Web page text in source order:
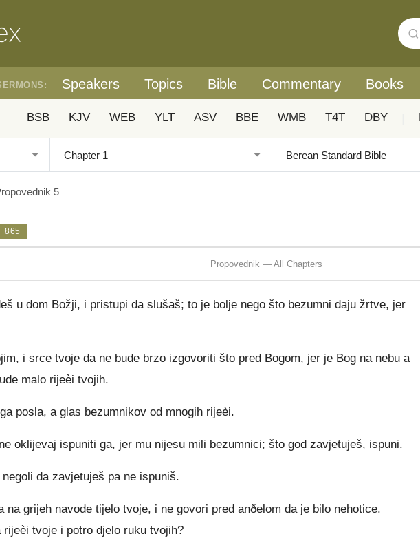
Speakers Topics Bible Commentary Books
BSB KJV WEB YLT ASV BBE WMB T4T DBY
5
865
Propovednik — All Chapters
u dom Božji, i pristupi da slušaš; to je bolje nego što bezumni daju žrtve, jer
i srce tvoje da ne bude brzo izgovoriti što pred Bogom, jer je Bog na nebu a
malo rijeèi tvojih.
posla, a glas bezumnikov od mnogih rijeèi.
oklijevaj ispuniti ga, jer mu nijesu mili bezumnici; što god zavjetuješ, ispuni.
da zavjetuješ pa ne ispuniš.
na grijeh navode tijelo tvoje, i ne govori pred anðelom da je bilo nehotice.
tvoje i potro djelo ruku tvojih?